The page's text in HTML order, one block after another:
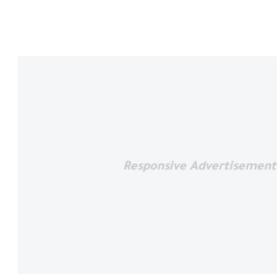
Responsive Advertisement